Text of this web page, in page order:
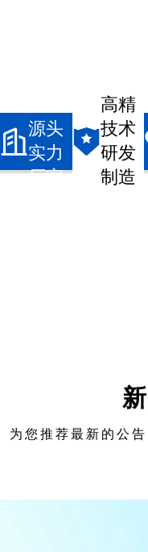
源头
实力
厂家
高精
技术
研发
制造
为您推荐最新的公